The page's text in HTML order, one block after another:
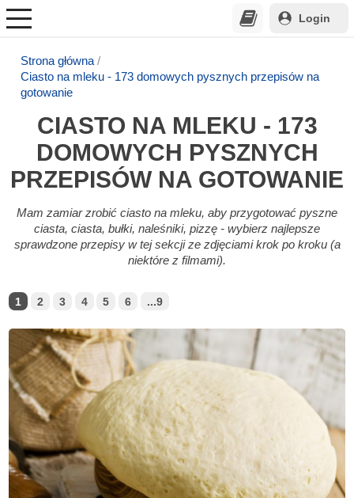
Login
Strona główna
Ciasto na mleku - 173 domowych pysznych przepisów na
gotowanie
CIASTO NA MLEKU - 173
DOMOWYCH PYSZNYCH
PRZEPISÓW NA GOTOWANIE
Mam zamiar zrobić ciasto na mleku, aby przygotować pyszne
ciasta, ciasta, bułki, naleśniki, pizzę - wybierz najlepsze
sprawdzone przepisy w tej sekcji ze zdjęciami krok po kroku (a
niektóre z filmami).
1 2 3 4 5 6 ...9